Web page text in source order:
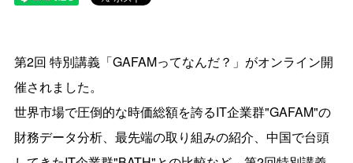
第2回 特別講義「GAFAMってなんだ？」がオンライン開
催されました。
世界市場で圧倒的な時価総額を誇るIT企業群"GAFAM"の
財務データ分析、最先端の取り組みの紹介、中国で台頭